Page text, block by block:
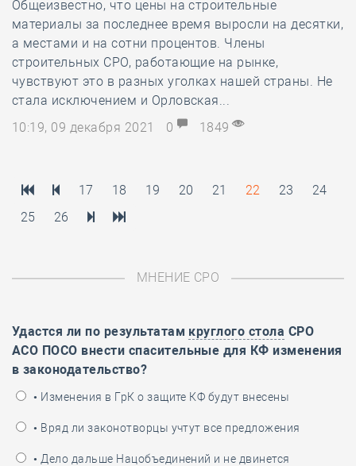
Общеизвестно, что цены на строительные
материалы за последнее время выросли на десятки,
а местами и на сотни процентов. Члены
строительных СРО, работающие на рынке,
чувствуют это в разных уголках нашей страны. Не
стала исключением и Орловская...
10:19, 09 декабря 2021
0 1849
17 18 19 20 21 22 23
24
25
26
МНЕНИЕ СРО
Удастся ли по результатам круглого стола СРО
АСО ПОСО внести спасительные для КФ изменения
в законодательство?
• Изменения в ГрК о защите КФ будут внесены
• Вряд ли законотворцы учтут все предложения
• Дело дальше Нацобъединений и не двинется